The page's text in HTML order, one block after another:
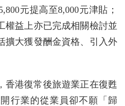
元提高至8,000元津貼；
權益上亦已完成相關檢討並
擴大獲發酬金資格、引入外
香港復常後旅遊業正在復甦
行業的從業員卻不願「歸